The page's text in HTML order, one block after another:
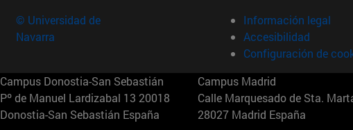
© Universidad de
Navarra
Información legal
Accesibilidad
Configuración de
Campus Donostia-San Sebastián
Pº de Manuel Lardizabal 13 20018
Donostia-San Sebastián España
Campus Madrid
Calle Marquesado de Sta.
28027 Madrid España